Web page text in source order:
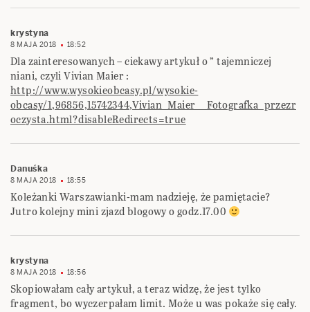
krystyna
8 MAJA 2018 18:52
Dla zainteresowanych – ciekawy artykuł o ” tajemniczej
niani, czyli Vivian Maier :
http://www.wysokieobcasy.pl/wysokie-
obcasy/1,96856,15742344,Vivian_Maier__Fotografka_przezr
oczysta.html?disableRedirects=true
Danuśka
8 MAJA 2018 18:55
Koleżanki Warszawianki-mam nadzieję, że pamiętacie?
Jutro kolejny mini zjazd blogowy o godz.17.00
krystyna
8 MAJA 2018 18:56
Skopiowałam cały artykuł, a teraz widzę, że jest tylko
fragment, bo wyczerpałam limit. Może u was pokaże się cały.